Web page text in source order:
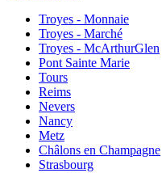
Troyes - Monnaie
Troyes - Marché
Troyes - McArthurGlen
Pont Sainte Marie
Tours
Reims
Nevers
Nancy
Metz
Châlons en Champagne
Strasbourg